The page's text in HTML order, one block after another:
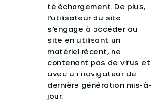
téléchargement. De plus,
l’utilisateur du site
s’engage à accéder au
site en utilisant un
matériel récent, ne
contenant pas de virus et
avec un navigateur de
dernière génération mis-à-
jour.